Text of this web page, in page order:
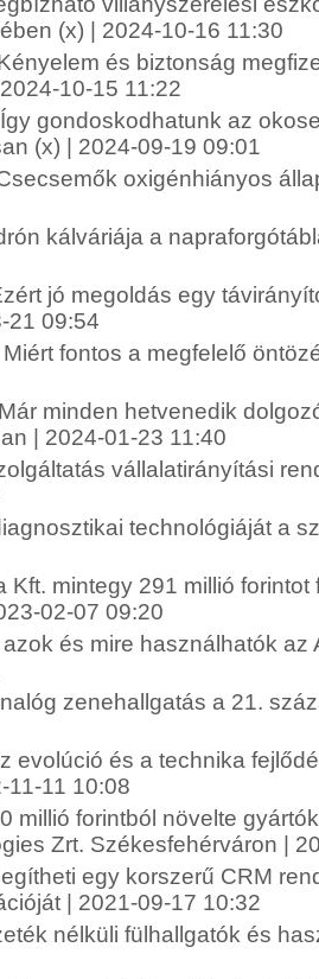
(x) | 2024-10-16 11:30
és biztonság
10-15 11:22
gondoskodhatunk az
(x) | 2024-09-19 09:01
oxigénhiányos
kálváriája a
jó megoldás egy
21 09:54
fontos a megfelelő
minden hetvenedik
| 2024-01-23 11:40
vállalatirányítási
technológiáját a
Kft. mintegy 291 millió
02-07 09:20
és mire használhatók az
zenehallgatás a 21.
evolúció és a technika
11-11 10:08
millió forintból növelte
Zrt. Székesfehérváron |
egy korszerű CRM
| 2021-09-17 10:32
nélküli fülhallgatók és